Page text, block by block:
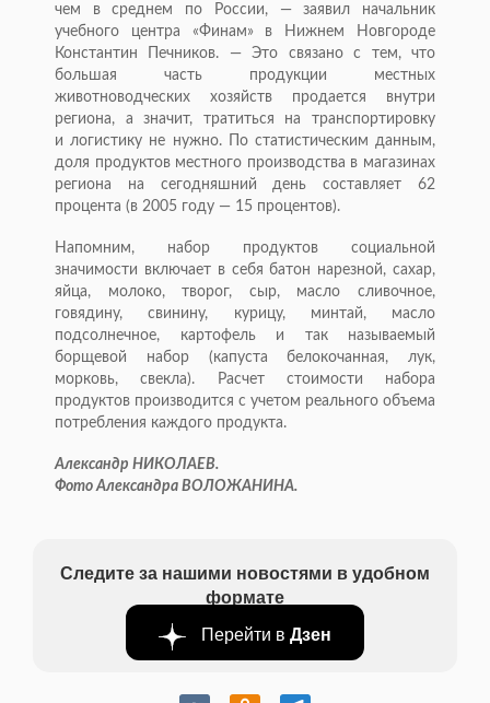
чем в среднем по России, — заявил начальник
учебного центра «Финам» в Нижнем Новгороде
Константин Печников. — Это связано с тем, что
большая часть продукции местных
животноводческих хозяйств продается внутри
региона, а значит, тратиться на транспортировку
и логистику не нужно. По статистическим данным,
доля продуктов местного производства в магазинах
региона на сегодняшний день составляет 62
процента (в 2005 году — 15 процентов).
Напомним, набор продуктов социальной
значимости включает в себя батон нарезной, сахар,
яйца, молоко, творог, сыр, масло сливочное,
говядину, свинину, курицу, минтай, масло
подсолнечное, картофель и так называемый
борщевой набор (капуста белокочанная, лук,
морковь, свекла). Расчет стоимости набора
продуктов производится с учетом реального объема
потребления каждого продукта.
Александр НИКОЛАЕВ.
Фото Александра ВОЛОЖАНИНА.
Следите за нашими новостями в удобном
формате
Перейти в Дзен